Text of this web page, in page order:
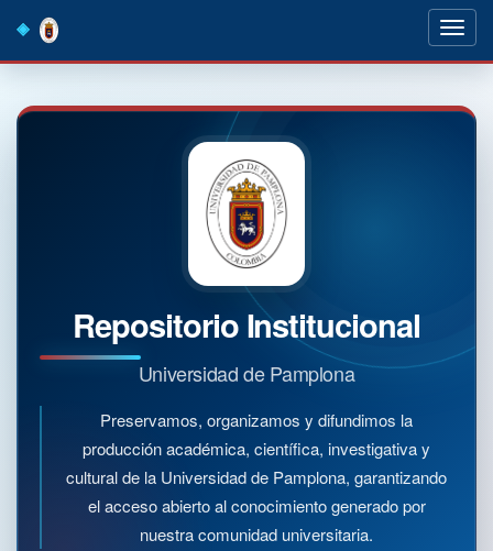
navigation
Repositorio Institucional
Universidad de Pamplona
Preservamos, organizamos y difundimos la
producción académica, científica, investigativa y
cultural de la Universidad de Pamplona, garantizando
el acceso abierto al conocimiento generado por
nuestra comunidad universitaria.